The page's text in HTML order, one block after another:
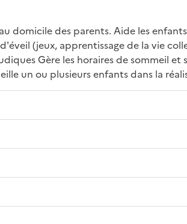
des parents. Aide les
(jeux, apprentissage de la vie
Gère les horaires de sommeil et
un ou plusieurs enfants dans la